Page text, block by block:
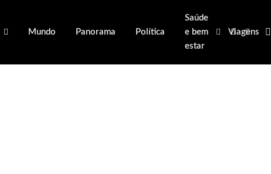
Mundo Panorama Política
Saúde
e bem
estar
Viagens
Facebook
X